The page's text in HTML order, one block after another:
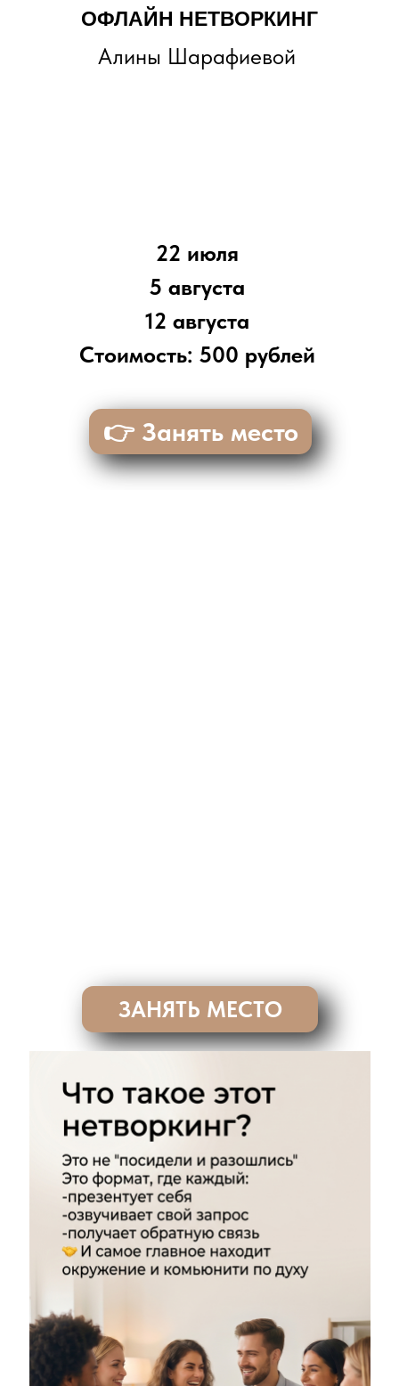
ОФЛАЙН НЕТВОРКИНГ
22 июля
5 августа
12 августа
Стоимость: 500 рублей
👉 Занять место
Алины Шарафиевой
ЗАНЯТЬ МЕСТО